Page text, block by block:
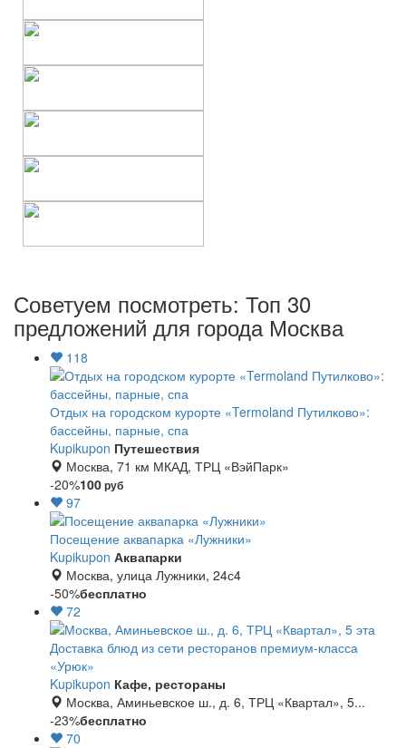
Советуем посмотреть: Топ 30
предложений для города Москва
118
Отдых на городском курорте «Termoland Путилково»:
бассейны, парные, спа
Kupikupon Путешествия
Москва, 71 км МКАД, ТРЦ «ВэйПарк»
-20%100руб
97
Посещение аквапарка «Лужники»
Kupikupon Аквапарки
Москва, улица Лужники, 24с4
-50%бесплатно
72
Доставка блюд из сети ресторанов премиум-класса
«Урюк»
Kupikupon Кафе, рестораны
Москва, Аминьевское ш., д. 6, ТРЦ «Квартал», 5...
-23%бесплатно
70